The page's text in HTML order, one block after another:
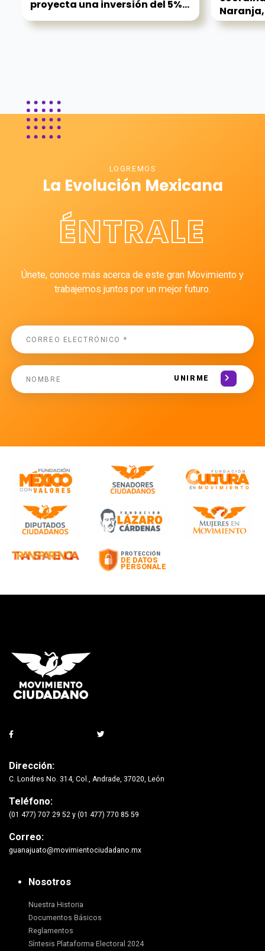
proyecta una inversión del 5%...
LOGREMOS
La Evolución Mexicana
ÉNTRALE
Únete, conoce más acerca de este gran Movimiento y
trabajemos juntos por un mejor futuro.
UNIRME
Dirección:
C. Londres No. 314, Col., Andrade, 37020, León
Teléfono:
(01 477) 707 29 52 y (01 477) 770 85 59
Correo:
guanajuato@movimientociudadano.mx
Nosotros
Nuestra Historia
Documentos Básicos
Reglamentos
Síntesis Plataforma Electoral 2024